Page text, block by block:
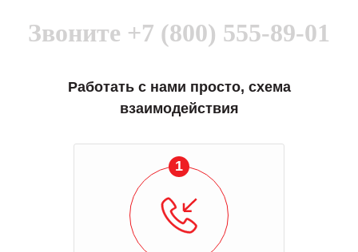
Звоните +7 (800) 555-89-01
Работать с нами просто, схема
взаимодействия
1